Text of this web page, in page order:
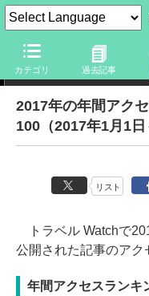
カテゴリ 過去記事
アクセスランキング
2017年の年間アク
100（2017年1月1日
リスト
トラベル Watchで
公開された記事のアク
年間アクセスランキ